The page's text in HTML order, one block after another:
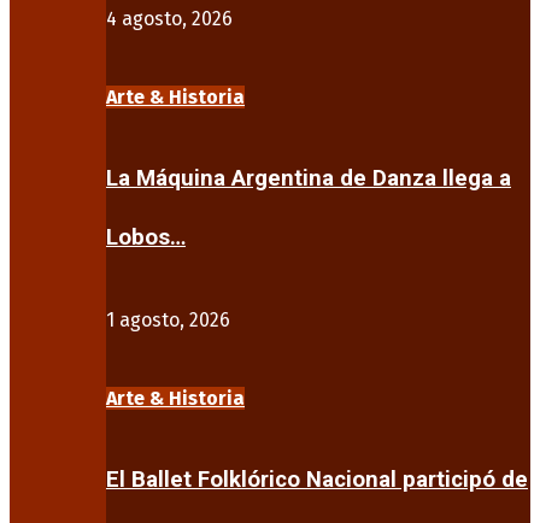
4 agosto, 2026
Arte & Historia
La Máquina Argentina de Danza llega a
Lobos…
1 agosto, 2026
Arte & Historia
El Ballet Folklórico Nacional participó de